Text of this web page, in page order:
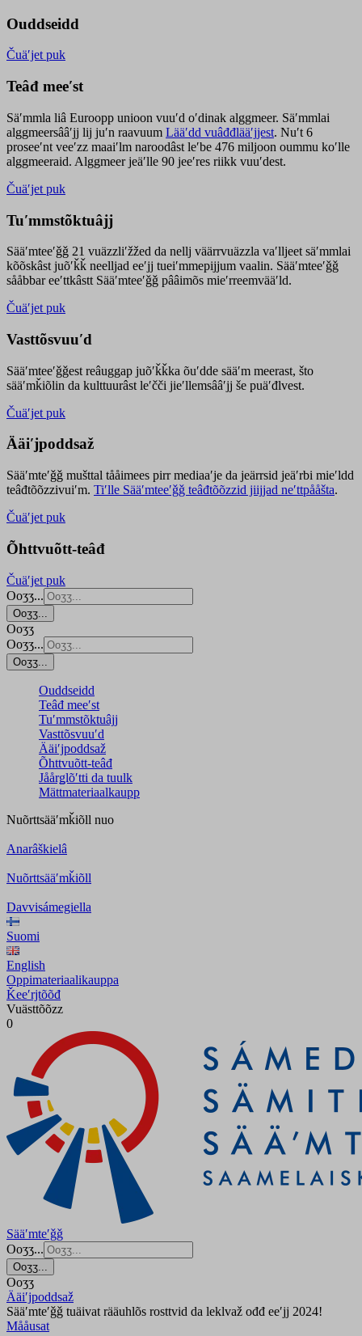
Ouddseidd
Čuäʹjet puk
Teâđ meeʹst
Säʹmmla liâ Euroopp unioon vuuʹd oʹdinak alggmeer. Säʹmmlai
alggmeersââʹjj lij juʹn raavuum Lääʹdd vuâđđlääʹjjest. Nuʹt 6
proseeʹnt veeʹzz maaiʹlm naroodâst leʹbe 476 miljoon oummu koʹlle
alggmeeraid. Alggmeer jeäʹlle 90 jeeʹres riikk vuuʹdest.
Čuäʹjet puk
Tuʹmmstõktuâjj
Sääʹmteeʹǧǧ 21 vuäzzliʹžžed da nellj väärrvuäzzla vaʹlljeet säʹmmlai
kõõskâst juõʹǩǩ neelljad eeʹjj tueiʹmmepijjum vaalin. Sääʹmteeʹǧǧ
sååbbar eeʹttkâstt Sääʹmteeʹǧǧ pââimõs mieʹrreemvääʹld.
Čuäʹjet puk
Vasttõsvuuʹd
Sääʹmteeʹǧǧest reâuggap juõʹǩǩka õuʹdde sääʹm meerast, što
sääʹmǩiõlin da kulttuurâst leʹčči jieʹllemsââʹjj še puäʹđlvest.
Čuäʹjet puk
Ääiʹjpoddsaž
Sääʹmteʹǧǧ mušttal tååimees pirr mediaaʹje da jeärrsid jeäʹrbi mieʹldd
teâđtõõzzivuiʹm. Tiʹlle Sääʹmteeʹǧǧ teâđtõõzzid jiijjad neʹttpååšta.
Čuäʹjet puk
Õhttvuõtt-teâđ
Čuäʹjet puk
Ooʒʒ...
Ooʒʒ...
Ooʒʒ
Ooʒʒ...
Ooʒʒ...
Ouddseidd
Teâđ meeʹst
Tuʹmmstõktuâjj
Vasttõsvuuʹd
Ääiʹjpoddsaž
Õhttvuõtt-teâđ
Jåårǥlõʹtti da tuulk
Mättmateriaalkaupp
Nuõrttsääʹmǩiõll nuo
Anarâškielâ
Nuõrttsääʹmǩiõll
Davvisámegiella
Suomi
English
Oppimateriaalikauppa
Ǩeeʹrjtõõđ
Vuästtõõzz
0
Sääʹmteʹǧǧ
Ooʒʒ...
Ooʒʒ...
Ooʒʒ
Ääiʹjpoddsaž
Sääʹmteʹǧǧ tuäivat rääuhlõs rosttvid da leklvaž ođđ eeʹjj 2024!
Mååusat